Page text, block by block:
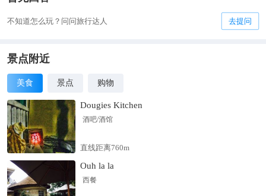
不知道怎么玩？问问旅行达人 去提问
景点附近
美食 景点 购物
Dougies Kitchen
酒吧/酒馆
直线距离760m
Ouh la la
西餐